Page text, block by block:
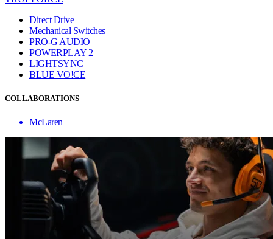
Direct Drive
Mechanical Switches
PRO-G AUDIO
POWERPLAY 2
LIGHTSYNC
BLUE VO!CE
COLLABORATIONS
McLaren